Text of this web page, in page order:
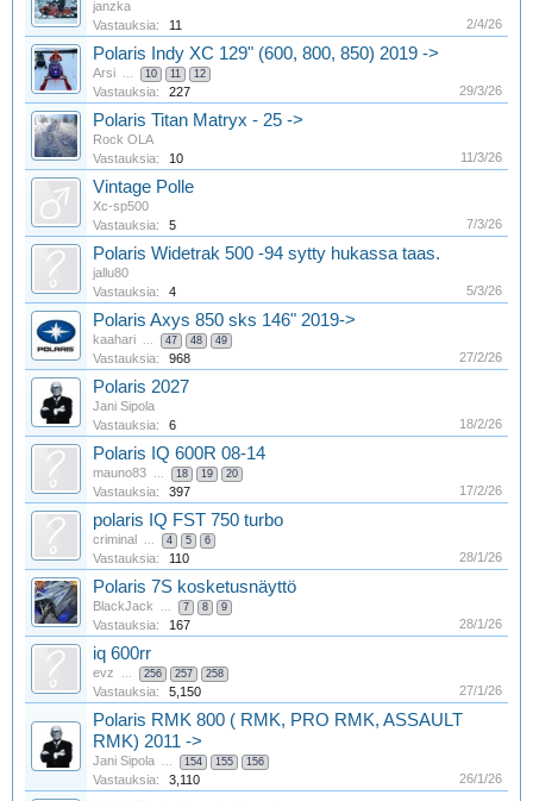
janzka
Vastauksia:
11 2/4/26
Polaris Indy XC 129" (600, 800, 850) 2019 ->
Arsi 10 11 12
Vastauksia: 227 29/3/26
Polaris Titan Matryx - 25 ->
Rock OLA
Vastauksia:
10 11/3/26
Vintage Polle
Xc-sp500
Vastauksia:
5 7/3/26
Polaris Widetrak 500 -94 sytty hukassa taas.
jallu80
Vastauksia:
4 5/3/26
Polaris Axys 850 sks 146" 2019->
kaahari 47 48 49
Vastauksia: 968 27/2/26
Polaris 2027
Jani Sipola
Vastauksia:
6 18/2/26
Polaris IQ 600R 08-14
mauno83 18 19 20
Vastauksia: 397 17/2/26
polaris IQ FST 750 turbo
criminal 4 5 6
Vastauksia: 110 28/1/26
Polaris 7S kosketusnäyttö
BlackJack 7 8 9
Vastauksia: 167 28/1/26
iq 600rr
evz 256 257 258
Vastauksia: 5,150 27/1/26
Polaris RMK 800 ( RMK, PRO RMK, ASSAULT
RMK) 2011 ->
Jani Sipola 154 155 156
Vastauksia: 3,110 26/1/26